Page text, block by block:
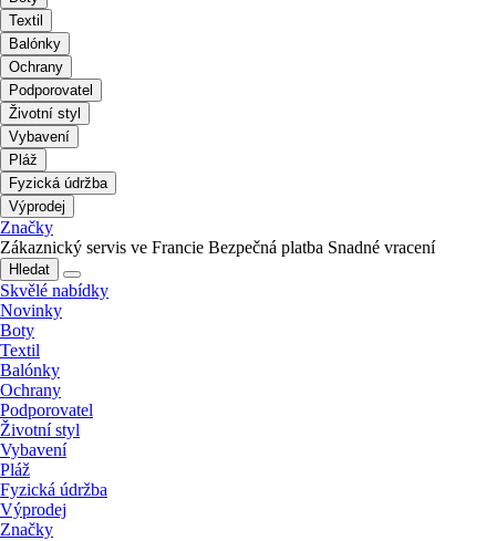
Textil
Balónky
Ochrany
Podporovatel
Životní styl
Vybavení
Pláž
Fyzická údržba
Výprodej
Značky
Zákaznický servis ve Francie Bezpečná platba Snadné vracení
Hledat
Skvělé nabídky
Novinky
Boty
Textil
Balónky
Ochrany
Podporovatel
Životní styl
Vybavení
Pláž
Fyzická údržba
Výprodej
Značky